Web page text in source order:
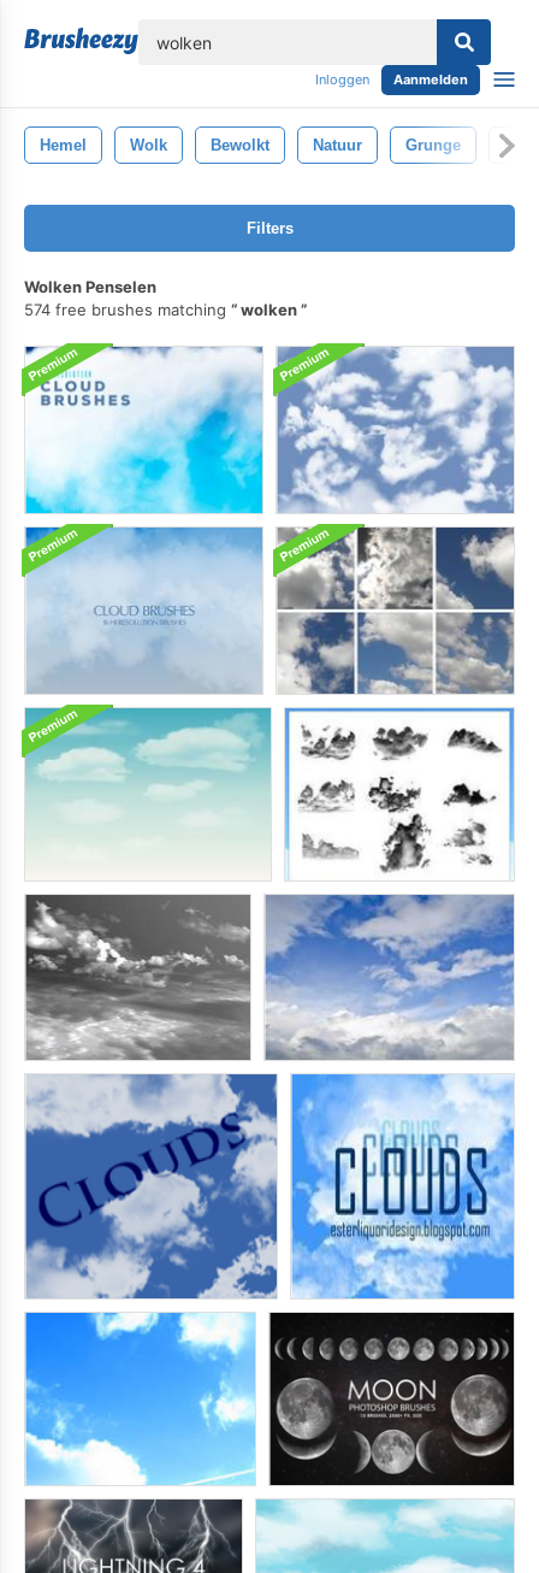
Inloggen Aanmelden
Hemel Wolk Bewolkt Natuur Grunge Mist
Filters
Wolken Penselen
574 free brushes matching
wolken